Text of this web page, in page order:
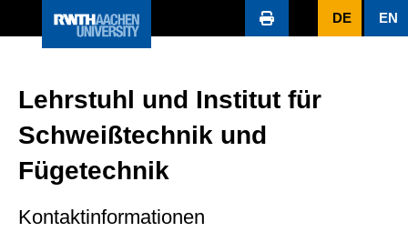
DE EN
Lehrstuhl und Institut für
Schweißtechnik und
Fügetechnik
Kontaktinformationen